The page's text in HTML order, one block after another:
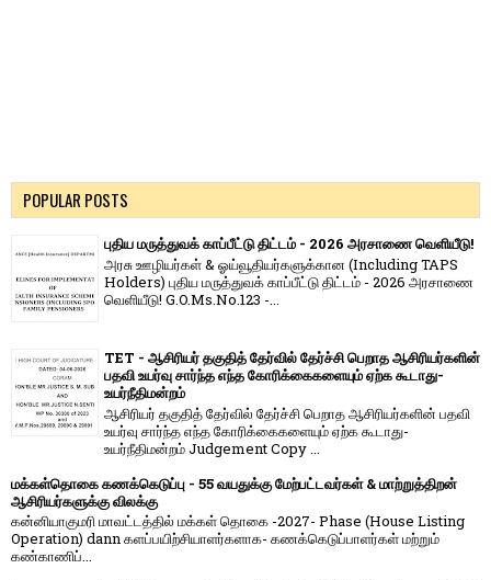
POPULAR POSTS
புதிய மருத்துவக் காப்பீட்டு திட்டம் - 2026 அரசாணை வெளியீடு!
அரசு ஊழியர்கள் & ஓய்வூதியர்களுக்கான (Including TAPS
Holders) புதிய மருத்துவக் காப்பீட்டு திட்டம் - 2026 அரசாணை
வெளியீடு! G.O.Ms.No.123 -...
TET - ஆசிரியர் தகுதித் தேர்வில் தேர்ச்சி பெறாத ஆசிரியர்களின்
பதவி உயர்வு சார்ந்த எந்த கோரிக்கைகளையும் ஏற்க கூடாது-
உயர்நீதிமன்றம்
ஆசிரியர் தகுதித் தேர்வில் தேர்ச்சி பெறாத ஆசிரியர்களின் பதவி
உயர்வு சார்ந்த எந்த கோரிக்கைகளையும் ஏற்க கூடாது-
உயர்நீதிமன்றம் Judgement Copy ...
மக்கள்தொகை கணக்கெடுப்பு - 55 வயதுக்கு மேற்பட்டவர்கள் & மாற்றுத்திறன்
ஆசிரியர்களுக்கு விலக்கு
கன்னியாகுமரி மாவட்டத்தில் மக்கள் தொகை -2027- Phase (House Listing
Operation) dann களப்பயிற்சியாளர்களாக- கணக்கெடுப்பாளர்கள் மற்றும்
கண்காணிப்...